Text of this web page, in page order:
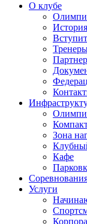
О клубе
История
Зона
Кафе
Услуги